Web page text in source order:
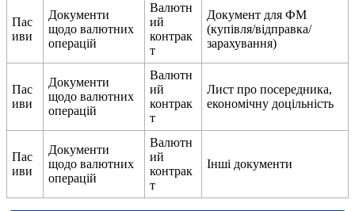
Пас
иви
Документи
щодо валютних
операцій
Валютн
ий
контрак
т
Документ для ФМ
(купівля/відправка/
зарахування)
Пас
иви
Документи
щодо валютних
операцій
Валютн
ий
контрак
т
Лист про посередника,
економічну доцільність
Пас
иви
Документи
щодо валютних
операцій
Валютн
ий
контрак
т
Інші документи